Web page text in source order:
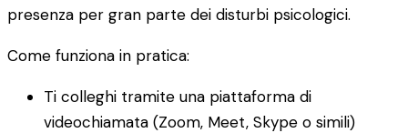
presenza per gran parte dei disturbi psicologici.
Come funziona in pratica:
Ti colleghi tramite una piattaforma di
videochiamata (Zoom, Meet, Skype o simili)